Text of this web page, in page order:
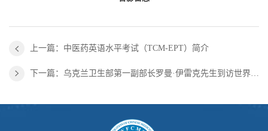
上一篇：中医药英语水平考试（TCM-EPT）简介